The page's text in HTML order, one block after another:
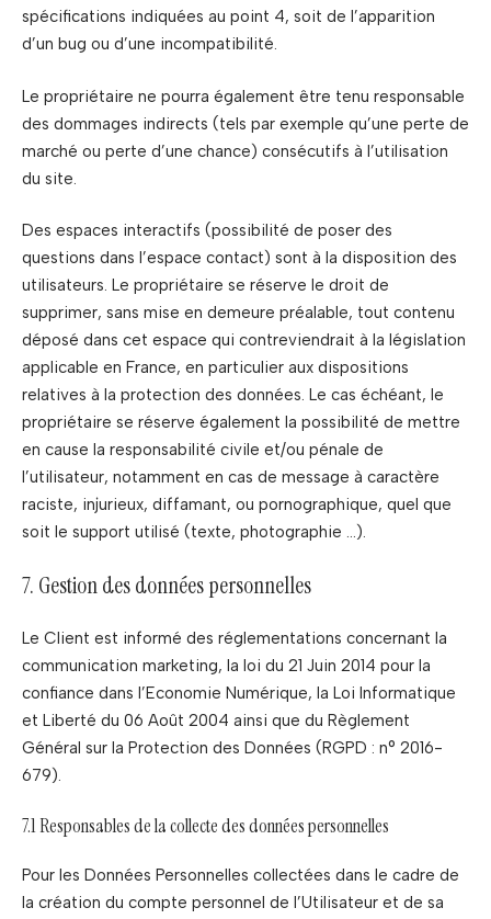
spécifications indiquées au point 4, soit de l’apparition
d’un bug ou d’une incompatibilité.
Le propriétaire ne pourra également être tenu responsable
des dommages indirects (tels par exemple qu’une perte de
marché ou perte d’une chance) consécutifs à l’utilisation
du site.
Des espaces interactifs (possibilité de poser des
questions dans l’espace contact) sont à la disposition des
utilisateurs. Le propriétaire se réserve le droit de
supprimer, sans mise en demeure préalable, tout contenu
déposé dans cet espace qui contreviendrait à la législation
applicable en France, en particulier aux dispositions
relatives à la protection des données. Le cas échéant, le
propriétaire se réserve également la possibilité de mettre
en cause la responsabilité civile et/ou pénale de
l’utilisateur, notamment en cas de message à caractère
raciste, injurieux, diffamant, ou pornographique, quel que
soit le support utilisé (texte, photographie …).
7. Gestion des données personnelles
Le Client est informé des réglementations concernant la
communication marketing, la loi du 21 Juin 2014 pour la
confiance dans l’Economie Numérique, la Loi Informatique
et Liberté du 06 Août 2004 ainsi que du Règlement
Général sur la Protection des Données (RGPD : n° 2016-
679).
7.1 Responsables de la collecte des données personnelles
Pour les Données Personnelles collectées dans le cadre de
la création du compte personnel de l’Utilisateur et de sa